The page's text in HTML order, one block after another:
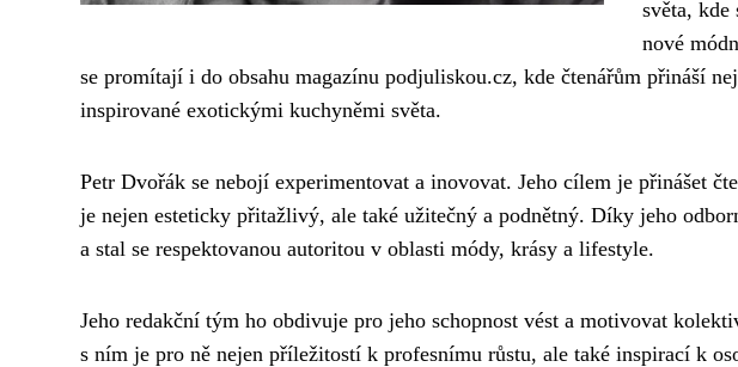
světa,
nové
se promítají i do obsahu magazínu podjuliskou.cz, kde čtenářům přináší
inspirované exotickými kuchyněmi světa.
Petr Dvořák se nebojí experimentovat a inovovat. Jeho cílem je přinášet
je nejen esteticky přitažlivý, ale také užitečný a podnětný. Díky jeho
a stal se respektovanou autoritou v oblasti módy, krásy a lifestyle.
Jeho redakční tým ho obdivuje pro jeho schopnost vést a motivovat
s ním je pro ně nejen příležitostí k profesnímu růstu, ale také inspirací k